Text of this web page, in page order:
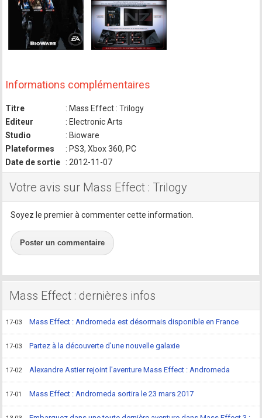
Informations complémentaires
Titre
: Mass Effect : Trilogy
Editeur
: Electronic Arts
Studio
: Bioware
Plateformes
: PS3, Xbox 360, PC
Date de sortie
: 2012-11-07
Votre avis sur Mass Effect : Trilogy
Soyez le premier à commenter cette information.
Poster un commentaire
Mass Effect : dernières infos
17-03 Mass Effect : Andromeda est désormais disponible en France
17-03 Partez à la découverte d'une nouvelle galaxie
17-02 Alexandre Astier rejoint l'aventure Mass Effect : Andromeda
17-01 Mass Effect : Andromeda sortira le 23 mars 2017